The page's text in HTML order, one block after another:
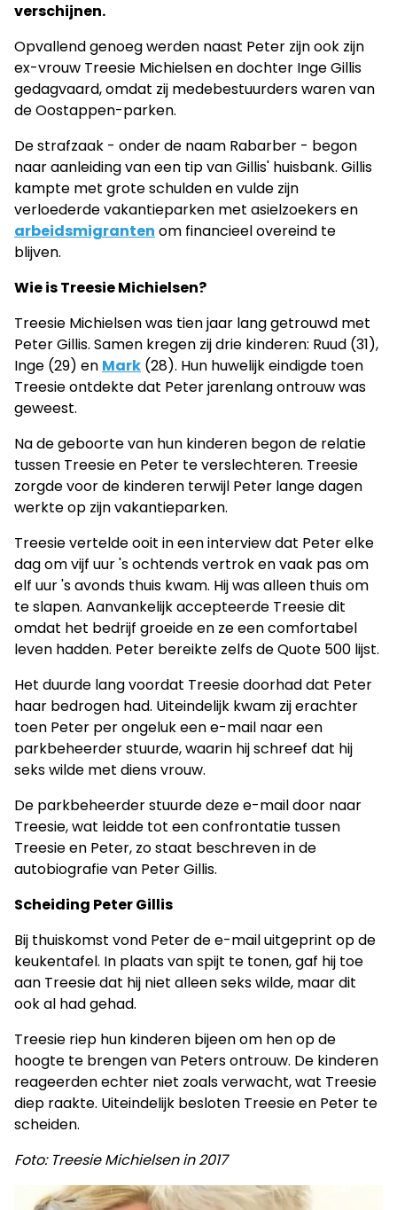
verschijnen.
Opvallend genoeg werden naast Peter zijn ook zijn
ex-vrouw Treesie Michielsen en dochter Inge Gillis
gedagvaard, omdat zij medebestuurders waren van
de Oostappen-parken.
De strafzaak - onder de naam Rabarber - begon
naar aanleiding van een tip van Gillis' huisbank. Gillis
kampte met grote schulden en vulde zijn
verloederde vakantieparken met asielzoekers en
arbeidsmigranten om financieel overeind te
blijven.
Wie is Treesie Michielsen?
Treesie Michielsen was tien jaar lang getrouwd met
Peter Gillis. Samen kregen zij drie kinderen: Ruud (31),
Inge (29) en Mark (28). Hun huwelijk eindigde toen
Treesie ontdekte dat Peter jarenlang ontrouw was
geweest.
Na de geboorte van hun kinderen begon de relatie
tussen Treesie en Peter te verslechteren. Treesie
zorgde voor de kinderen terwijl Peter lange dagen
werkte op zijn vakantieparken.
Treesie vertelde ooit in een interview dat Peter elke
dag om vijf uur 's ochtends vertrok en vaak pas om
elf uur 's avonds thuis kwam. Hij was alleen thuis om
te slapen. Aanvankelijk accepteerde Treesie dit
omdat het bedrijf groeide en ze een comfortabel
leven hadden. Peter bereikte zelfs de Quote 500 lijst.
Het duurde lang voordat Treesie doorhad dat Peter
haar bedrogen had. Uiteindelijk kwam zij erachter
toen Peter per ongeluk een e-mail naar een
parkbeheerder stuurde, waarin hij schreef dat hij
seks wilde met diens vrouw.
De parkbeheerder stuurde deze e-mail door naar
Treesie, wat leidde tot een confrontatie tussen
Treesie en Peter, zo staat beschreven in de
autobiografie van Peter Gillis.
Scheiding Peter Gillis
Bij thuiskomst vond Peter de e-mail uitgeprint op de
keukentafel. In plaats van spijt te tonen, gaf hij toe
aan Treesie dat hij niet alleen seks wilde, maar dit
ook al had gehad.
Treesie riep hun kinderen bijeen om hen op de
hoogte te brengen van Peters ontrouw. De kinderen
reageerden echter niet zoals verwacht, wat Treesie
diep raakte. Uiteindelijk besloten Treesie en Peter te
scheiden.
Foto: Treesie Michielsen in 2017